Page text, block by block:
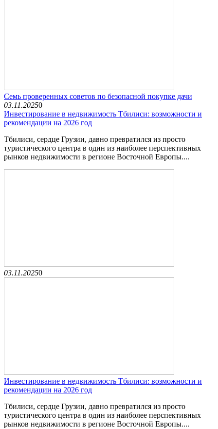
Семь проверенных советов по безопасной покупке дачи
03.11.20250
Инвестирование в недвижимость Тбилиси: возможности и
рекомендации на 2026 год
Тбилиси, сердце Грузии, давно превратился из просто
туристического центра в один из наиболее перспективных
рынков недвижимости в регионе Восточной Европы....
03.11.20250
Инвестирование в недвижимость Тбилиси: возможности и
рекомендации на 2026 год
Тбилиси, сердце Грузии, давно превратился из просто
туристического центра в один из наиболее перспективных
рынков недвижимости в регионе Восточной Европы....